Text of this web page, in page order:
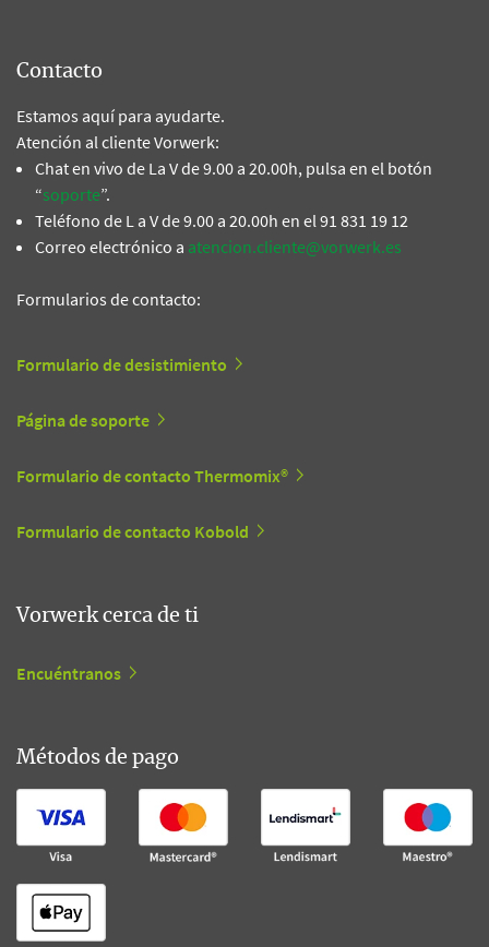
Contacto
Estamos aquí para ayudarte.
Atención al cliente Vorwerk:
Chat en vivo de La V de 9.00 a 20.00h, pulsa en el botón
“soporte”.
Teléfono de L a V de 9.00 a 20.00h en el 91 831 19 12
Correo electrónico a atencion.cliente@vorwerk.es
Formularios de contacto:
Formulario de desistimiento
Página de soporte
Formulario de contacto Thermomix®
Formulario de contacto Kobold
Vorwerk cerca de ti
Encuéntranos
Métodos de pago